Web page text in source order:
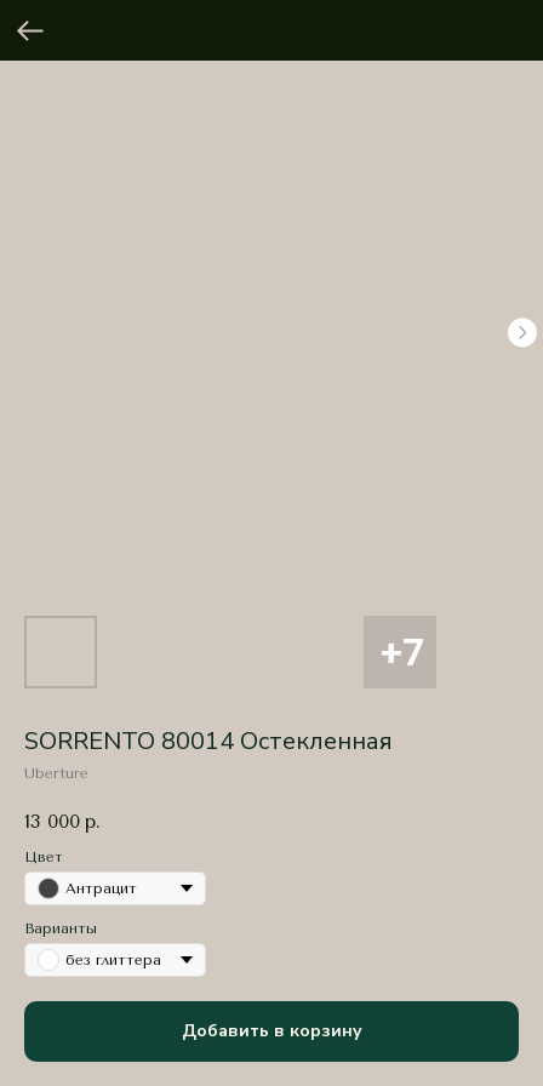
SORRENTO 80014 Остекленная
Uberture
13 000 р.
Цвет
Антрацит
Варианты
без глиттера
Добавить в корзину